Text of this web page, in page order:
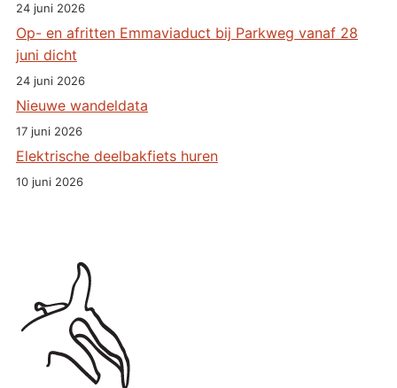
24 juni 2026
Op- en afritten Emmaviaduct bij Parkweg vanaf 28
juni dicht
24 juni 2026
Nieuwe wandeldata
17 juni 2026
Elektrische deelbakfiets huren
10 juni 2026